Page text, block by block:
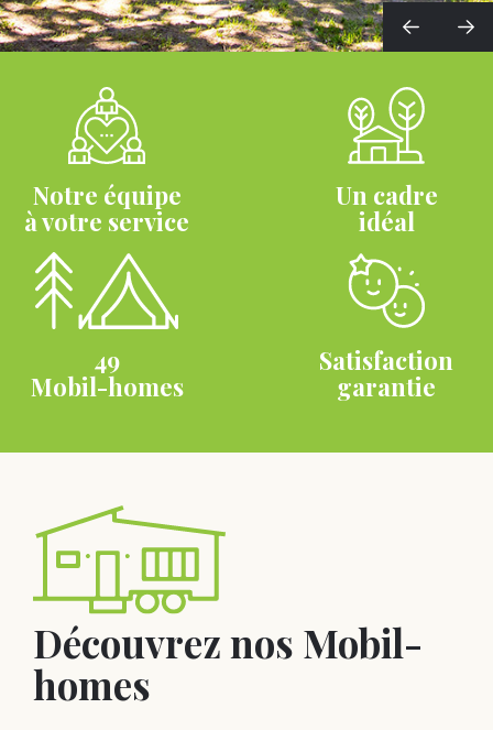
Notre équipe
à votre service
Un cadre
idéal
49
Mobil-homes
Satisfaction
garantie
Découvrez nos Mobil-
homes